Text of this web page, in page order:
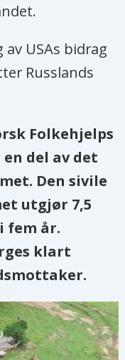
USAs bidrag
Russlands
Folkehjelps
del av det
Den sivile
utgjør 7,5
fem år.
klart